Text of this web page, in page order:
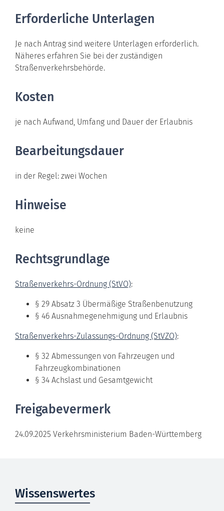
Erforderliche Unterlagen
Je nach Antrag sind weitere Unterlagen erforderlich.
Näheres erfahren Sie bei der zuständigen
Straßenverkehrsbehörde.
Kosten
je nach Aufwand, Umfang und Dauer der Erlaubnis
Bearbeitungsdauer
in der Regel: zwei Wochen
Hinweise
keine
Rechtsgrundlage
Straßenverkehrs-Ordnung (StVO):
§ 29 Absatz 3 Übermäßige Straßenbenutzung
§ 46 Ausnahmegenehmigung und Erlaubnis
Straßenverkehrs-Zulassungs-Ordnung (StVZO):
§ 32 Abmessungen von Fahrzeugen und
Fahrzeugkombinationen
§ 34 Achslast und Gesamtgewicht
Freigabevermerk
24.09.2025 Verkehrsministerium Baden-Württemberg
Wissenswertes